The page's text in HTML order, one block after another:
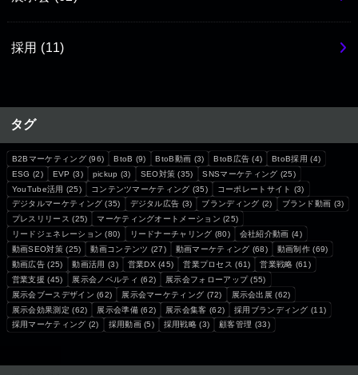
採用 (11)
タグ
B2Bマーケティング(96) BtoB (9) BtoB動画 (3) BtoB広告 (4) BtoB採用 (4)
ESG (2) EVP (3) pickup (3) SEO対策 (35) SNSマーケティング (25)
YouTube活用 (25) コンテンツマーケティング (35) コーポレートサイト (3)
デジタルマーケティング (35) デジタル広告 (3) ブランディング (2) ブランド動画 (3)
プレスリリース (25) マーケティングオートメーション (25)
リードジェネレーション (80) リードナーチャリング (80) 会社紹介動画 (4)
動画SEO対策(25) 動画コンテンツ (27) 動画マーケティング (68) 動画制作 (69)
動画広告 (25) 動画活用 (3) 営業DX (45) 営業プロセス (61) 営業戦略 (61)
営業支援 (45) 展示会ノベルティ (62) 展示会フォローアップ(55)
展示会ブースデザイン (62) 展示会マーケティング (72) 展示会出展 (62)
展示会効果測定 (62) 展示会準備(62) 展示会集客 (62) 採用ブランディング (11)
採用マーケティング (2) 採用動画 (5) 採用戦略 (3) 顧客管理 (33)